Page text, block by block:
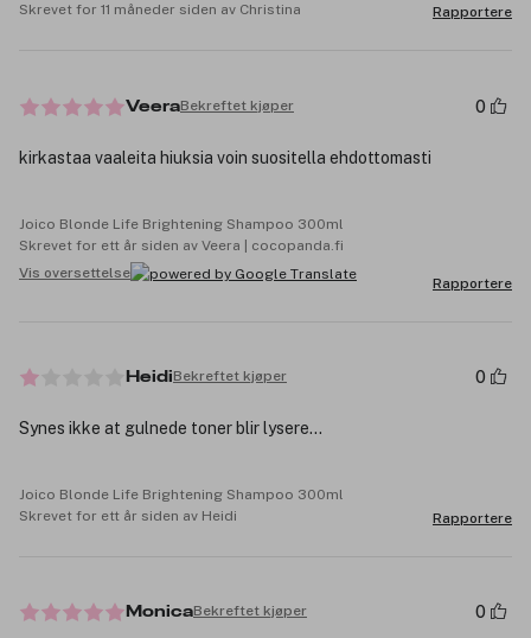
Skrevet for 11 måneder siden av Christina
Rapportere
VeeraBekreftet kjøper 0
kirkastaa vaaleita hiuksia voin suositella ehdottomasti
Joico Blonde Life Brightening Shampoo 300ml
Skrevet for ett år siden av Veera | cocopanda.fi
Vis oversettelse
Rapportere
HeidiBekreftet kjøper 0
Synes ikke at gulnede toner blir lysere…
Joico Blonde Life Brightening Shampoo 300ml
Skrevet for ett år siden av Heidi
Rapportere
MonicaBekreftet kjøper 0